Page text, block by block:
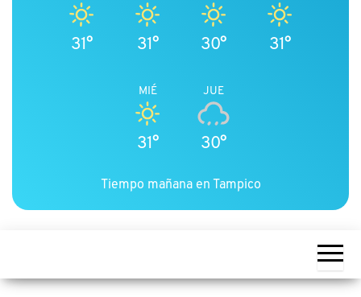
31° 31° 30° 31°
MIÉ
31°
JUE
30°
Tiempo mañana en Tampico